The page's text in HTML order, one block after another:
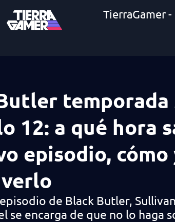
TierraGamer
temporada
12: a qué hora
episodio, cómo
de Black Butler,
se encarga de que no lo haga